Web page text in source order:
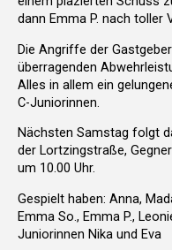
dann Emma P. nach toller
Die Angriffe der
überragenden
Alles in allem ein
C-Juniorinnen.
Nächsten Samstag folgt
der Lortzingstraße,
um 10.00 Uhr.
Gespielt haben: Anna,
Emma So., Emma P.,
Juniorinnen Nika und Eva